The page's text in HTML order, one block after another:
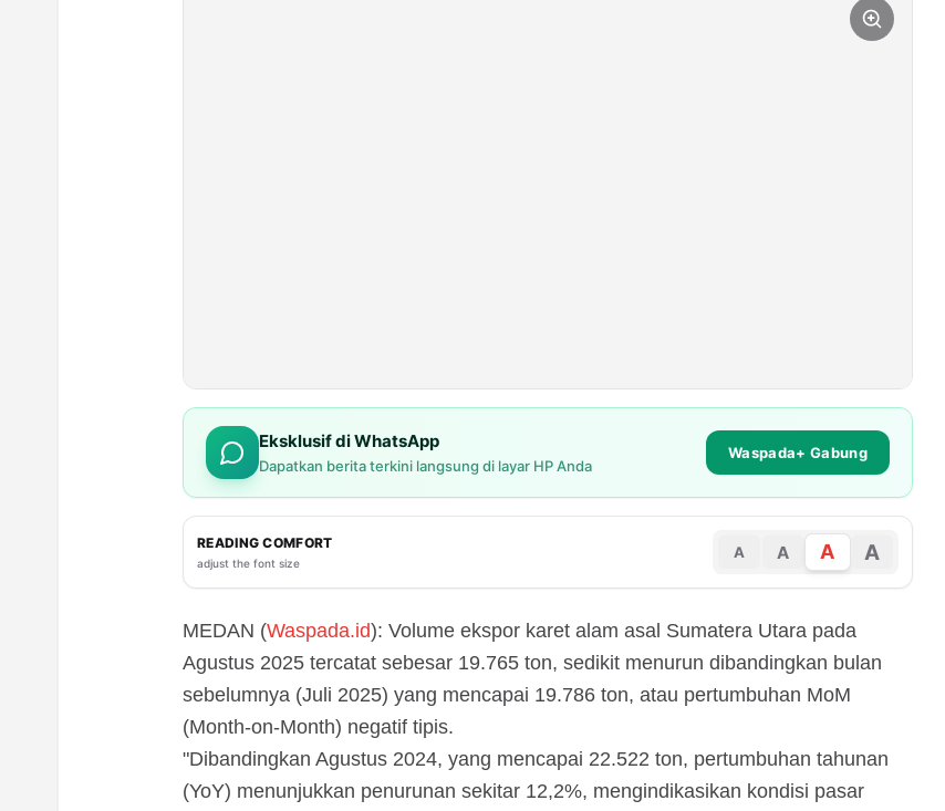
Eksklusif di WhatsApp
Dapatkan berita terkini langsung di layar HP Anda
Waspada+ Gabung
READING COMFORT
adjust the font size
A A A A
MEDAN (Waspada.id): Volume ekspor karet alam asal Sumatera Utara pada
Agustus 2025 tercatat sebesar 19.765 ton, sedikit menurun dibandingkan bulan
sebelumnya (Juli 2025) yang mencapai 19.786 ton, atau pertumbuhan MoM
(Month-on-Month) negatif tipis.
"Dibandingkan Agustus 2024, yang mencapai 22.522 ton, pertumbuhan tahunan
(YoY) menunjukkan penurunan sekitar 12,2%, mengindikasikan kondisi pasar